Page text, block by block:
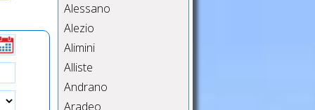
Alessano
Alezio
Alimini
Alliste
Andrano
Aradeo